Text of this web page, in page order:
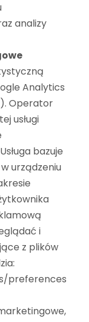
analizy
Analytics
Operator
usługi
bazuje
urządzeniu
i
z plików
preferences